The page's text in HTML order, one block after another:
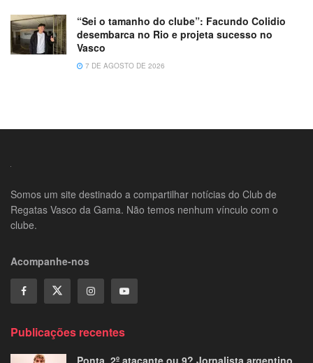
“Sei o tamanho do clube”: Facundo Colidio
desembarca no Rio e projeta sucesso no
Vasco
7 DE AGOSTO DE 2026
Somos um site destinado a compartilhar notícias do Club de
Regatas Vasco da Gama. Não temos nenhum vínculo com o
clube.
Acompanhe-nos
Publicações recentes
Ponta, 2º atacante ou 9? Jornalista argentino